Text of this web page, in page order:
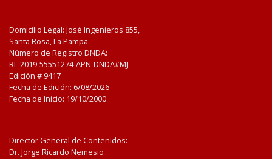
Domicilio Legal: José Ingenieros 855,
Santa Rosa, La Pampa.
Número de Registro DNDA:
RL-2019-55551274-APN-DNDA#MJ
Edición # 9417
Fecha de Edición: 6/08/2026
Fecha de Inicio: 19/10/2000
Director General de Contenidos:
Dr. Jorge Ricardo Nemesio